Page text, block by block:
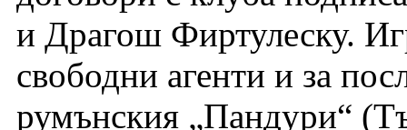
и Драгош Фиртулеску.
свободни агенти и за
румънския „Пандури“